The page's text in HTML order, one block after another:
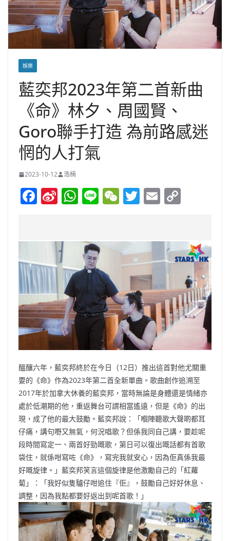
娛樂
藍奕邦2023年第二首新曲
《命》林夕、周國賢、
Goro聯手打造 為前路感迷
惘的人打氣
2023-10-12 浩楠
F
e
b
o
o
k
Si
W
ei
b
o
W
s
A
p
p
Li W
h
at
T
er
E
l y
Li
n
k
醞釀六年，藍奕邦終於在今日（12日）推出這首對他尤關重
要的《命》作為2023年第二首全新單曲。歌曲創作追溯至
2017年於加拿大休養的藍奕邦，當時無論是身體還是情緒亦
處於低潮期的他，重返舞台可謂相當遙遠，但是《命》的出
現，成了他的最大鼓勵。藍奕邦說：「嗰陣聽歌大聲啲都耳
仔痛，講句嘢又無氣，何況唱歌？但係我同自己講，要趁呢
段時間寫定一、兩首好勁嘅歌，第日可以復出嘅話都有首歌
袋住，就係咁寫咗《命》，寫完我就安心，因為佢真係我最
好嘅旋律。」藍奕邦笑言這個旋律是他激勵自己的「紅蘿
蔔」：「我好似隻驢仔咁追住『佢』，鼓勵自己好好休息、
調整，因為我點都要好返出到呢首歌！」